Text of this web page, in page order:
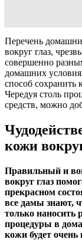
Перечень
вокруг глаз,
совершенно
домашних
способ сохранить
Чередуя столь
средств, можно
кожи
Правильный и
вокруг глаз
прекрасном
все дамы знают,
только наносить
процедуры в
кожи будет очень